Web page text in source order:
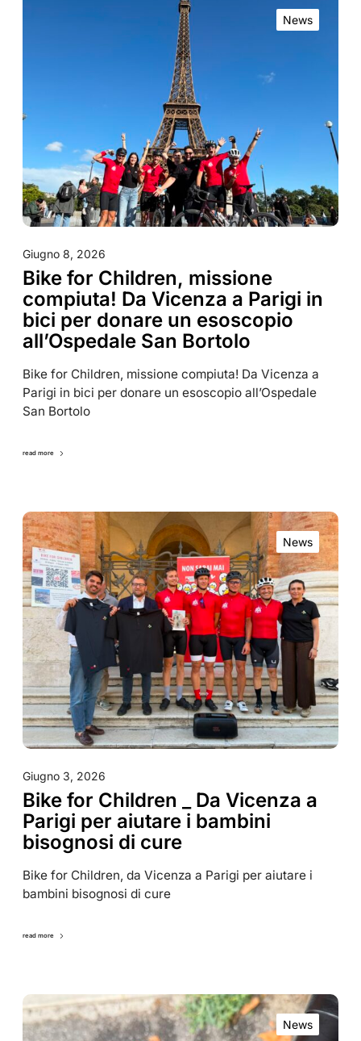
News
Giugno 8, 2026
Bike for Children, missione
compiuta! Da Vicenza a Parigi in
bici per donare un esoscopio
all’Ospedale San Bortolo
Bike for Children, missione compiuta! Da Vicenza a
Parigi in bici per donare un esoscopio all’Ospedale
San Bortolo
read more
News
Giugno 3, 2026
Bike for Children _ Da Vicenza a
Parigi per aiutare i bambini
bisognosi di cure
Bike for Children, da Vicenza a Parigi per aiutare i
bambini bisognosi di cure
read more
News